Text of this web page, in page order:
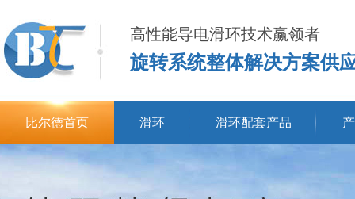
高性能导电滑环技术赢领者
旋转系统整体解决方案供
比尔德首页 滑环 滑环配套产品